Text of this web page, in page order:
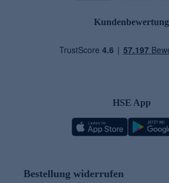
Kundenbewertung
HSE App
Bestellung widerrufen